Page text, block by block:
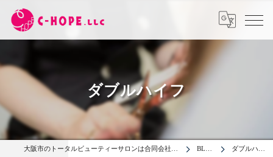
ダブルハイフ
BLOG ダブルハイフ